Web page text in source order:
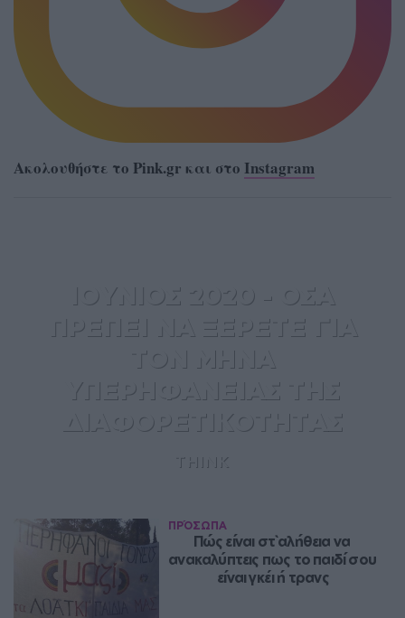
Ακολουθήστε το Pink.gr και στο Instagram
ΙΟΥΝΙΟΣ 2020 - ΟΣΑ
ΠΡΕΠΕΙ ΝΑ ΞΕΡΕΤΕ ΓΙΑ
ΤΟΝ ΜΗΝΑ
ΥΠΕΡΗΦΑΝΕΙΑΣ ΤΗΣ
ΔΙΑΦΟΡΕΤΙΚΟΤΗΤΑΣ
THINK
ΠΡΌΣΩΠΑ
Πώς είναι στ`αλήθεια να
ανακαλύπτεις πως το παιδί σου
είναι γκέι ή τρανς